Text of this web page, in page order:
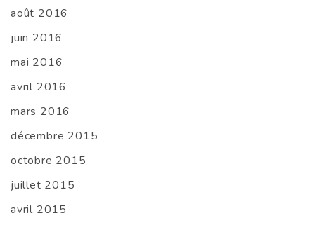
août 2016
juin 2016
mai 2016
avril 2016
mars 2016
décembre 2015
octobre 2015
juillet 2015
avril 2015